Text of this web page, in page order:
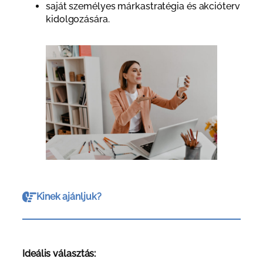
saját személyes márkastratégia és akcióterv
kidolgozására.
Kinek ajánljuk?
Ideális választás: